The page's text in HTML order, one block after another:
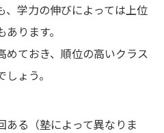
、学力の伸びによっては上位
ります。
めておき、順位の高いクラス
ょう。
ある（塾によって異なりま